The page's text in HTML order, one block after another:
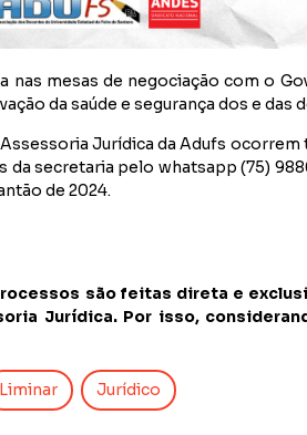
nas mesas de negociação com o
da saúde e segurança dos e das
Jurídica da Adufs
da secretaria pelo whatsapp (75)
de 2024.
são feitas direta e
Jurídica. Por isso,
Liminar Jurídico